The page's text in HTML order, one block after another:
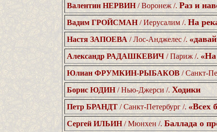
Валентин НЕРВИН/ Воронеж /. Раз и
Вадим ГРОЙСМАН/ Иерусалим /. На
Настя ЗАПОЕВА/ Лос-Анджелес /.
Александр РАДАШКЕВИЧ/ Париж /.«На
Юлиан ФРУМКИН-РЫБАКОВ/ Санкт-
Борис ЮДИН/ Нью-Джерси /.Ходики
Петр БРАНДТ/ Санкт-Петербург /. «Всех
Сергей ИЛЬИН/ Мюнхен /. Баллада о